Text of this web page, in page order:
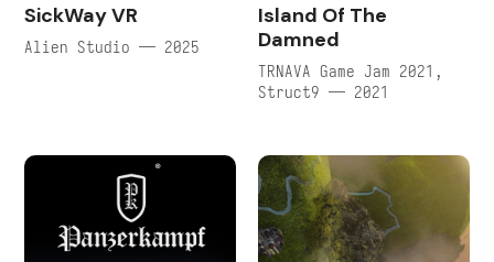
SickWay VR
Alien Studio — 2025
Island Of The
Damned
TRNAVA Game Jam 2021,
Struct9 — 2021